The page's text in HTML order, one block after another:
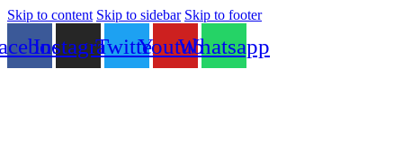
Skip to content Skip to sidebar Skip to footer
InstagramTwitterYoutubeWhatsapp